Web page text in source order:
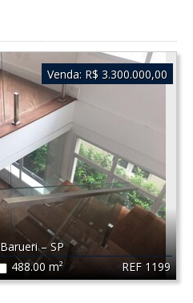
REF 1199
Barueri– SP
488.00 m²
Venda: R$ 3.300.000,00